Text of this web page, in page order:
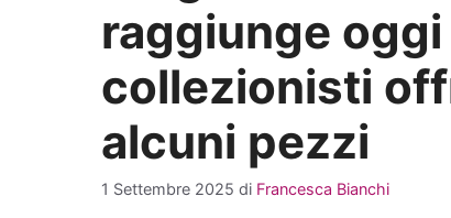
raggiunge
collezionisti
alcuni pezzi
1 Settembre 2025 di Francesca Bianchi